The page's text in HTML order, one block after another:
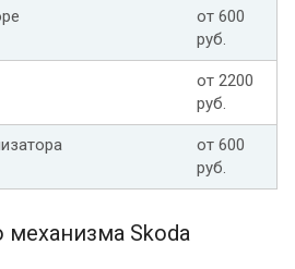
от 600
руб.
от 2200
руб.
от 600
руб.
механизма Skoda